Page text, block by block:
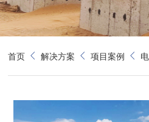
首页 解决方案 项目案例